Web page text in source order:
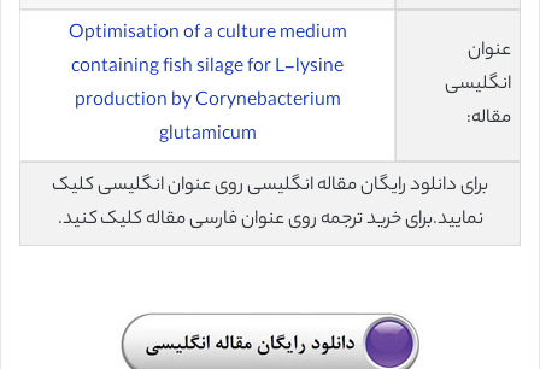
عنوان
انگلیسی
مقاله:
Optimisation of a culture medium
containing fish silage for L-lysine
production by Corynebacterium
glutamicum
برای دانلود رایگان مقاله انگلیسی روی عنوان انگلیسی کلیک
نمایید.برای خرید ترجمه روی عنوان فارسی مقاله کلیک کنید.